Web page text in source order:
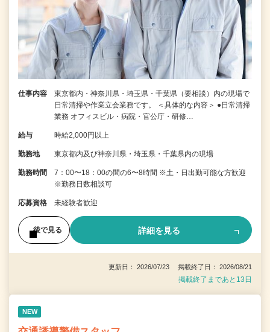
仕事内容
東京都内・神奈川県・埼玉県・千葉県（要相談）内の現場で
日常清掃や作業立会業務です。 ＜具体的な内容＞ ●日常清掃
業務 オフィスビル・病院・官公庁・研修…
給与 時給2,000円以上
勤務地 東京都内及び神奈川県・埼玉県・千葉県内の現場
勤務時間
7：00〜18：00の間の6〜8時間 ※土・日出勤可能な方歓迎
※勤務日数相談可
応募資格 未経験者歓迎
後で見る 詳細を見る
更新日： 2026/07/23 掲載終了日： 2026/08/21
掲載終了まであと13日
NEW